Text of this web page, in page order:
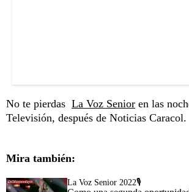
No te pierdas La Voz Senior en las
Televisión, después de Noticias Caracol.
Mira también:
La Voz Senior 2022🎙️